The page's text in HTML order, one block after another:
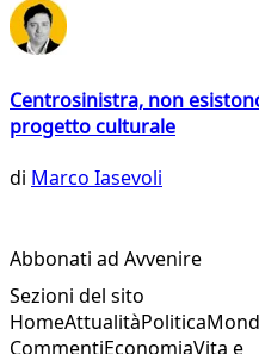
Centrosinistra, non
progetto culturale
di Marco Iasevoli
Abbonati ad Avvenire
Sezioni del sito
HomeAttualitàPolitica
CommentiEconomiaVita e